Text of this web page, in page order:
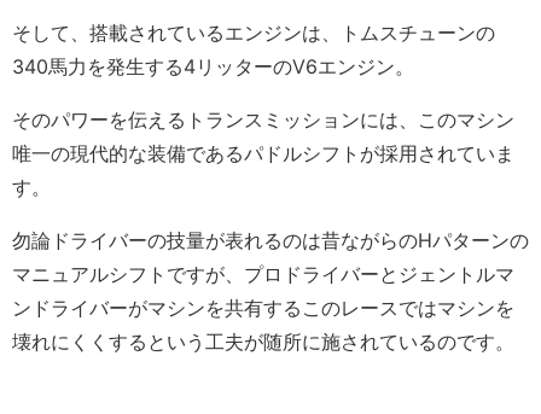
そして、搭載されているエンジンは、トムスチューンの
340馬力を発生する4リッターのV6エンジン。
そのパワーを伝えるトランスミッションには、このマシン
唯一の現代的な装備であるパドルシフトが採用されていま
す。
勿論ドライバーの技量が表れるのは昔ながらのHパターンの
マニュアルシフトですが、プロドライバーとジェントルマ
ンドライバーがマシンを共有するこのレースではマシンを
壊れにくくするという工夫が随所に施されているのです。